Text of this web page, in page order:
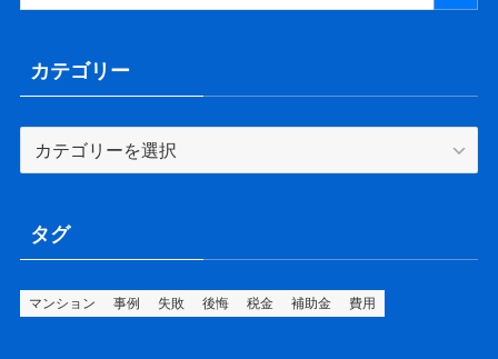
カテゴリー
テ
ー
タグ
マンション 事例 失敗 後悔 税金 補助金 費用